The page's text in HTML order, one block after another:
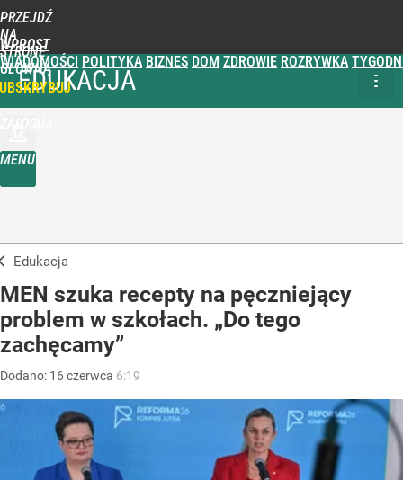
PRZEJDŹ
NA
STRONĘ
GŁÓWNĄ
WPROST
WIADOMOŚCI POLITYKA BIZNES DOM ZDROWIE ROZRYWKA
MENU
EDUKACJA
Edukacja
MEN szuka recepty na pęczniejący
problem w szkołach. „Do tego
zachęcamy”
Dodano: 16czerwca 6:19